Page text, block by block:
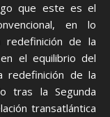
que este es el
en lo
de la
el equilibrio del
redefinición de la
tras la Segunda
transatlántica